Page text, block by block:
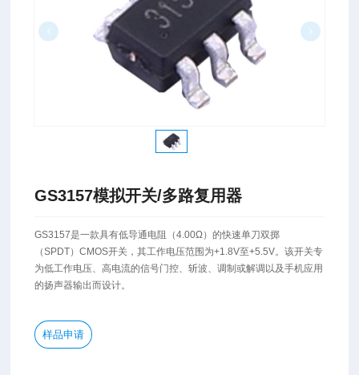
GS3157模拟开关/多路复用器
​GS3157是一款具有低导通电阻（4.00Ω）的快速单刀双掷
（SPDT）CMOS开关，其工作电压范围为+1.8V至+5.5V。该开关专
为低工作电压、高电流的信号门控、斩波、调制或解调以及手机应用
的扬声器输出而设计。
样品申请